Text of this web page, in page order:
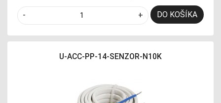
- + DO KOŠÍKA
U-ACC-PP-14-SENZOR-N10K